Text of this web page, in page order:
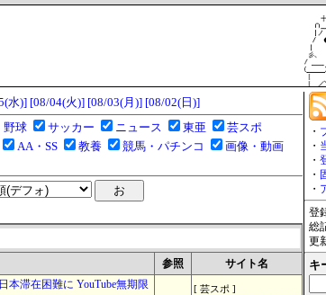
水)] [08/04(火)] [08/03(月)] [08/02(日)]
野球 サッカー ニュース 東亜
芸スポ
AA・SS 教養 競馬・パチンコ
画像・動画
参照
サイト名
本滞在困難に YouTube無期限
[ 芸スポ ]
・
・
・
・
・
登
総
更
キ